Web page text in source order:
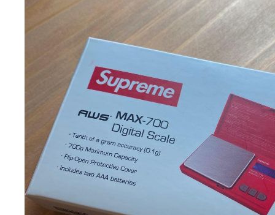
発送元の地域:
4~7
photo_description
ブランド